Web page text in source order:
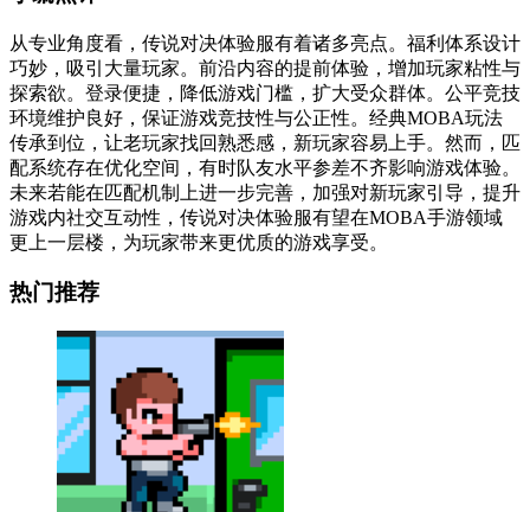
从专业角度看，传说对决体验服有着诸多亮点。福利体系设计
巧妙，吸引大量玩家。前沿内容的提前体验，增加玩家粘性与
探索欲。登录便捷，降低游戏门槛，扩大受众群体。公平竞技
环境维护良好，保证游戏竞技性与公正性。经典MOBA玩法
传承到位，让老玩家找回熟悉感，新玩家容易上手。然而，匹
配系统存在优化空间，有时队友水平参差不齐影响游戏体验。
未来若能在匹配机制上进一步完善，加强对新玩家引导，提升
游戏内社交互动性，传说对决体验服有望在MOBA手游领域
更上一层楼，为玩家带来更优质的游戏享受。
热门推荐